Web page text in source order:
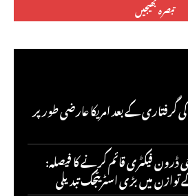
گرفتاری کے بعد امریکا عارضی طور پر
ڈرون فیکٹری قائم کرنے کا فیصلہ:
میں بڑی اسٹریٹجک تبدیلی